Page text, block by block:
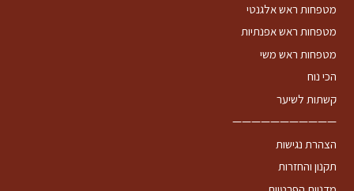
מטפחות ראש אלגנטי
מטפחות ראש אפנתיות
מטפחות ראש משי
הכי נוח
קשתות לשיער
———————————
הצהרת נגישות
תקנון והחזרות